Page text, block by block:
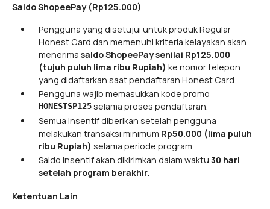
Saldo ShopeePay (Rp125.000)
Pengguna yang disetujui untuk produk Regular
Honest Card dan memenuhi kriteria kelayakan akan
menerima saldo ShopeePay senilai Rp125.000
(tujuh puluh lima ribu Rupiah) ke nomor telepon
yang didaftarkan saat pendaftaran Honest Card.
Pengguna wajib memasukkan kode promo
HONESTSP125selama proses pendaftaran.
Semua insentif diberikan setelah pengguna
melakukan transaksi minimum Rp50.000 (lima puluh
ribu Rupiah) selama periode program.
Saldo insentif akan dikirimkan dalam waktu 30 hari
setelah program berakhir.
Ketentuan Lain